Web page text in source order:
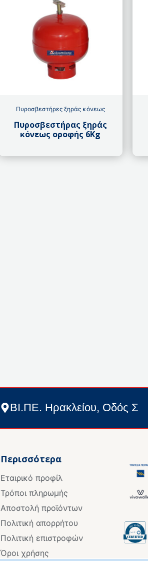
Πυροσβεστήρες ξηράς κόνεως
Πυροσβεστήρας ξηράς
κόνεως οροφής 6Kg
ΒΙ.ΠΕ. Ηρακλείου, Οδός Σ
Περισσότερα
Εταιρικό προφίλ
Τρόποι πληρωμής
Αποστολή προϊόντων
Πολιτική απορρήτου
Πολιτική επιστροφών
Όροι χρήσης